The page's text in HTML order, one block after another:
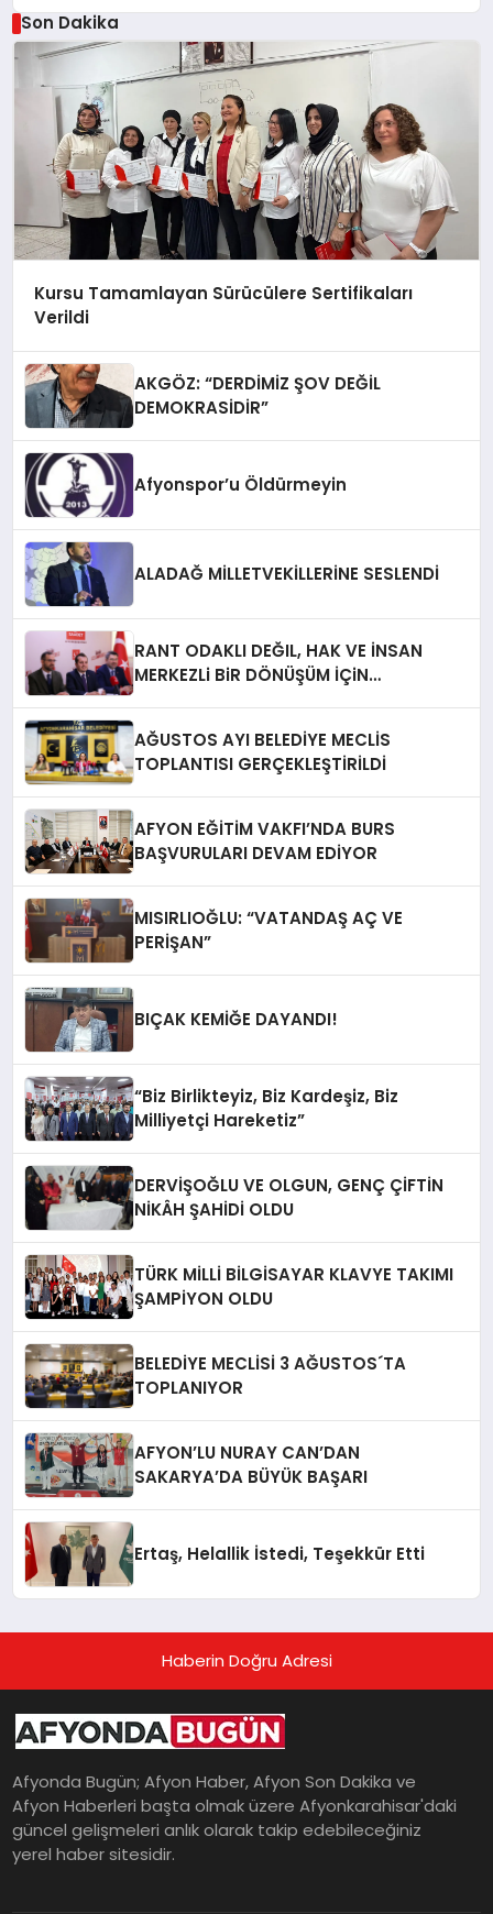
Son Dakika
Kursu Tamamlayan Sürücülere Sertifikaları
Verildi
AKGÖZ: “DERDİMİZ ŞOV DEĞİL
DEMOKRASİDİR”
Afyonspor’u Öldürmeyin
ALADAĞ MİLLETVEKİLLERİNE SESLENDİ
RANT ODAKLI DEĞIL, HAK VE İNSAN
MERKEZLi BiR DÖNÜŞÜM İÇiN
AĞUSTOS AYI BELEDİYE MECLİS
TOPLANTISI GERÇEKLEŞTİRİLDİ
AFYON EĞİTİM VAKFI’NDA BURS
BAŞVURULARI DEVAM EDİYOR
MISIRLIOĞLU: “VATANDAŞ AÇ VE
PERİŞAN”
BIÇAK KEMİĞE DAYANDI!
“Biz Birlikteyiz, Biz Kardeşiz, Biz
Milliyetçi Hareketiz”
DERVİŞOĞLU VE OLGUN, GENÇ ÇİFTİN
NİKÂH ŞAHİDİ OLDU
TÜRK MİLLİ BİLGİSAYAR KLAVYE TAKIMI
ŞAMPİYON OLDU
BELEDİYE MECLİSİ 3 AĞUSTOS´TA
TOPLANIYOR
AFYON’LU NURAY CAN’DAN
SAKARYA’DA BÜYÜK BAŞARI
Ertaş, Helallik İstedi, Teşekkür Etti
Haberin Doğru Adresi
Afyonda Bugün; Afyon Haber, Afyon Son Dakika ve
Afyon Haberleri başta olmak üzere Afyonkarahisar'daki
güncel gelişmeleri anlık olarak takip edebileceğiniz
yerel haber sitesidir.